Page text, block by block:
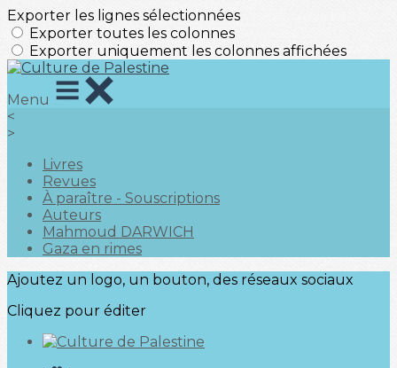
Exporter les lignes sélectionnées
Exporter toutes les colonnes
Exporter uniquement les colonnes affichées
Menu
<
>
Livres
Revues
À paraître - Souscriptions
Auteurs
Mahmoud DARWICH
Gaza en rimes
Ajoutez un logo, un bouton, des réseaux sociaux
Cliquez pour éditer